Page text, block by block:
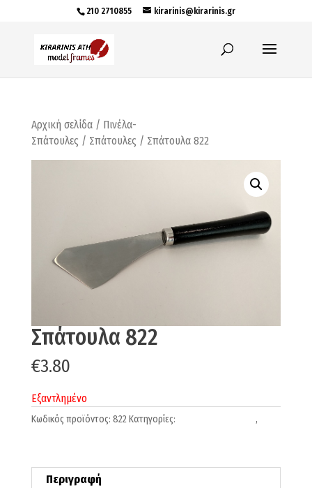
210 2710855 kirarinis@kirarinis.gr
Αρχική σελίδα/ Πινέλα-
Σπάτουλες / Σπάτουλες / Σπάτουλα 822
Σπάτουλα 822
€3.80
Εξαντλημένο
Κωδικός προϊόντος: 822Κατηγορίες:
,
Περιγραφή